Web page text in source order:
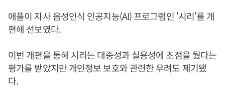
애플이 자사 음성인식 인공지능(AI) 프로그램인 '시리'를 개
편해 선보였다.
이번 개편을 통해 시리는 대중성과 실용성에 초점을 뒀다는
평가를 받았지만 개인정보 보호와 관련한 우려도 제기됐
다.